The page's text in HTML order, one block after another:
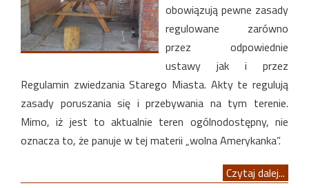
obowiązują pewne zasady
regulowane zarówno
przez odpowiednie
ustawy jak i przez
Regulamin zwiedzania Starego Miasta. Akty te regulują
zasady poruszania się i przebywania na tym terenie.
Mimo, iż jest to aktualnie teren ogólnodostępny, nie
oznacza to, że panuje w tej materii „wolna Amerykanka”.
Czytaj dalej...